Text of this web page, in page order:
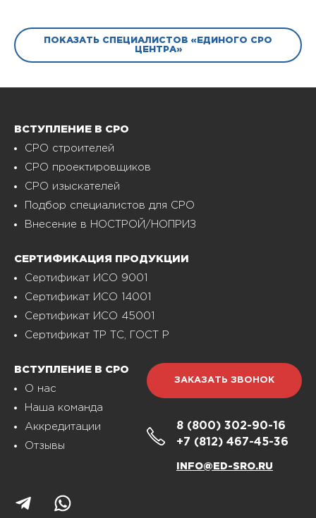
ПОКАЗАТЬ СПЕЦИАЛИСТОВ «ЕДИНОГО СРО
ЦЕНТРА»
ВСТУПЛЕНИЕ В СРО
СРО строителей
СРО проектировщиков
СРО изыскателей
Подбор специалистов для СРО
Внесение в НОСТРОЙ/НОПРИЗ
СЕРТИФИКАЦИЯ ПРОДУКЦИИ
Сертификат ИСО 9001
Сертификат ИСО 14001
Сертификат ИСО 45001
Сертификат ТР ТС, ГОСТ Р
ВСТУПЛЕНИЕ В СРО
О нас
Наша команда
Аккредитации
Отзывы
ЗАКАЗАТЬ ЗВОНОК
8 (800) 302-90-16
+7 (812) 467-45-36
INFO@ED-SRO.RU